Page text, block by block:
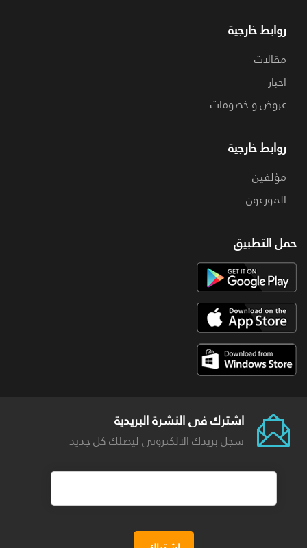
روابط خارجية
مقالات
اخبار
عروض و خصومات
روابط خارجية
مؤلفين
الموزعون
حمل التطبيق
اشترك فى النشرة البريدية
سجل بريدك الالكترونى ليصلك كل جديد